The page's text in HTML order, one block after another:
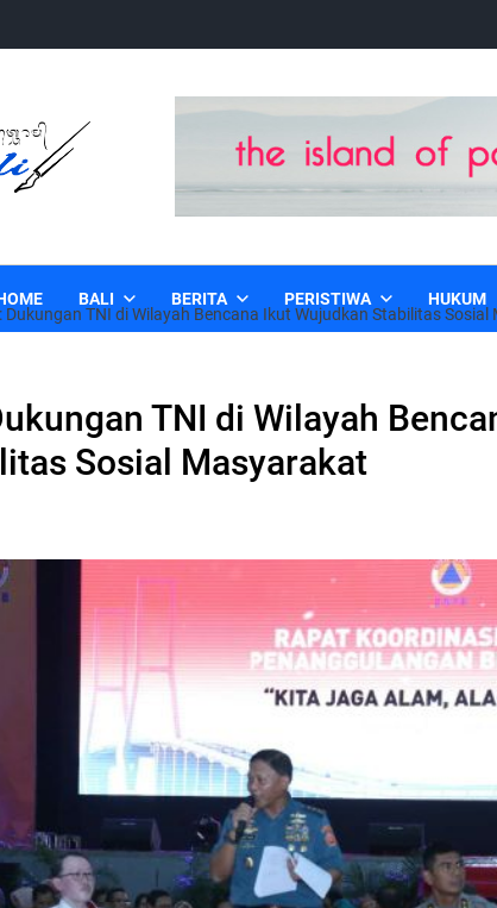
BALI BERITA PERISTIWA HUKUM
Dukungan TNI di Wilayah Bencana Ikut Wujudkan Stabilitas Sosial
TNI di Wilayah
Sosial Masyarakat